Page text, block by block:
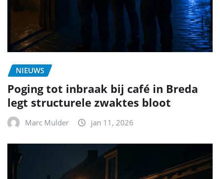
NIEUWS
Poging tot inbraak bij café in Breda
legt structurele zwaktes bloot
Marc Mulder jan 11, 2026